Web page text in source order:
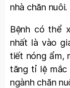
nhà chăn nuôi.
Bệnh có thể
nhất là vào
tiết nóng ẩm,
tăng tỉ lệ mắc
ngành chăn